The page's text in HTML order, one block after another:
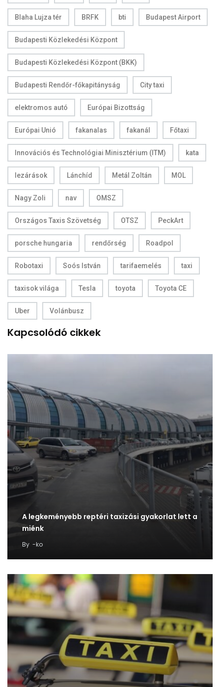
Blaha Lujza tér BRFK bti Budapest Airport
Budapesti Közlekedési Központ
Budapesti Közlekedési Központ (BKK)
Budapesti Rendőr-főkapitányság City taxi
elektromos autó Európai Bizottság
Európai Unió fakanalas fakanál Főtaxi
Innovációs és Technológiai Minisztérium (ITM) kata
lezárások Lánchíd Metál Zoltán MOL
Nagy Zoli nav OMSZ
Országos Taxis Szövetség OTSZ PeckArt
porsche hungaria rendőrség Roadpol
Robotaxi Soós István tarifaemelés taxi
taxisok világa Tesla toyota Toyota CE
Uber Volánbusz
Kapcsolódó cikkek
A legkeményebb reptéri taxizási gyakorlat lett a
miénk
By -ko